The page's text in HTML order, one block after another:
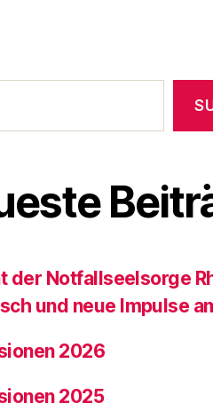
der Notfallseelsorge
und neue Impulse
2026
2025